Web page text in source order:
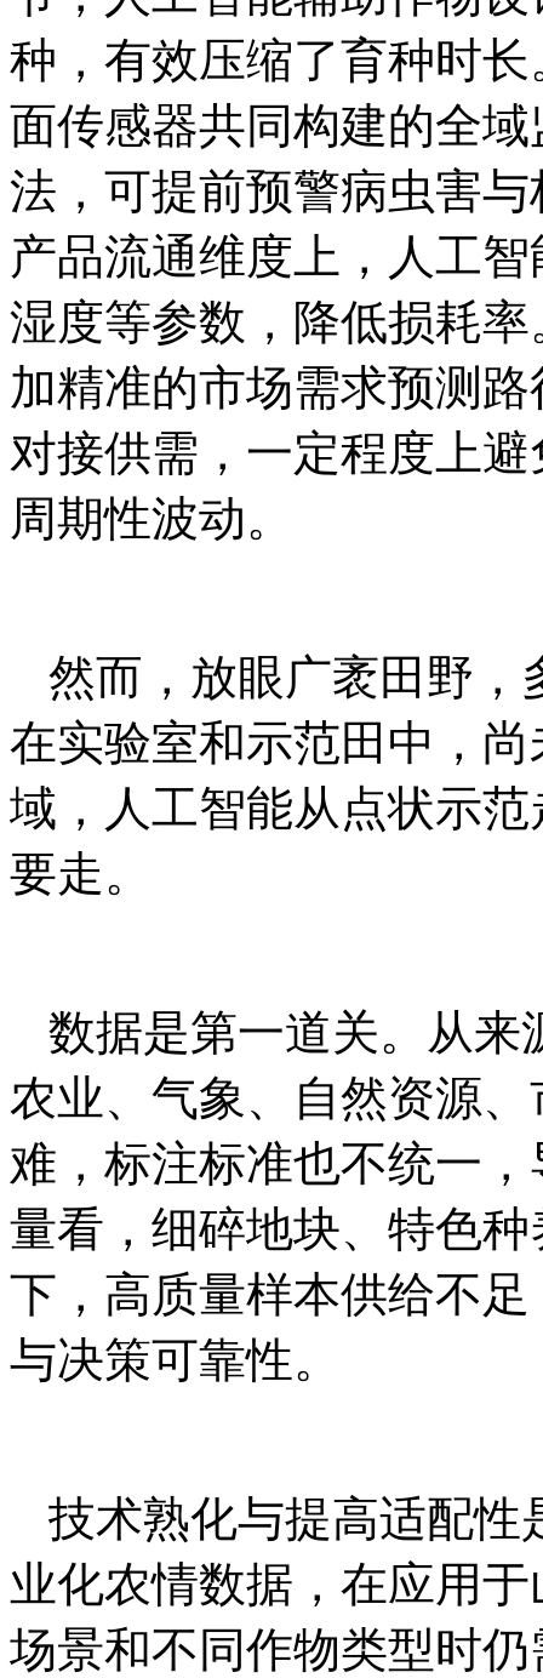
种，有效压缩了育种时
面传感器共同构建的全
法，可提前预警病虫害
产品流通维度上，人工
湿度等参数，降低损耗
加精准的市场需求预测
对接供需，一定程度上避
周期性波动。
然而，放眼广袤田野，
在实验室和示范田中，
域，人工智能从点状示
要走。
数据是第一道关。从来
农业、气象、自然资源
难，标注标准也不统一
量看，细碎地块、特色
下，高质量样本供给不
与决策可靠性。
技术熟化与提高适配性
业化农情数据，在应用
场景和不同作物类型时